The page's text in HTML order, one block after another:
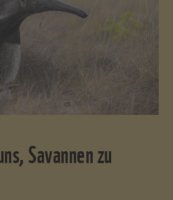
Savannen zu